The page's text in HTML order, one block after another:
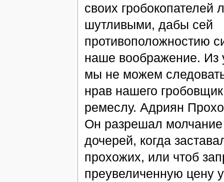
своих
шутливыми, дабы сей
противоположностию
наше воображение. Из
мы не можем
нрав нашего
ремеслу. Адриян
Он разрешал молчание
дочерей, когда
прохожих, или чтоб
преувеличенную цену